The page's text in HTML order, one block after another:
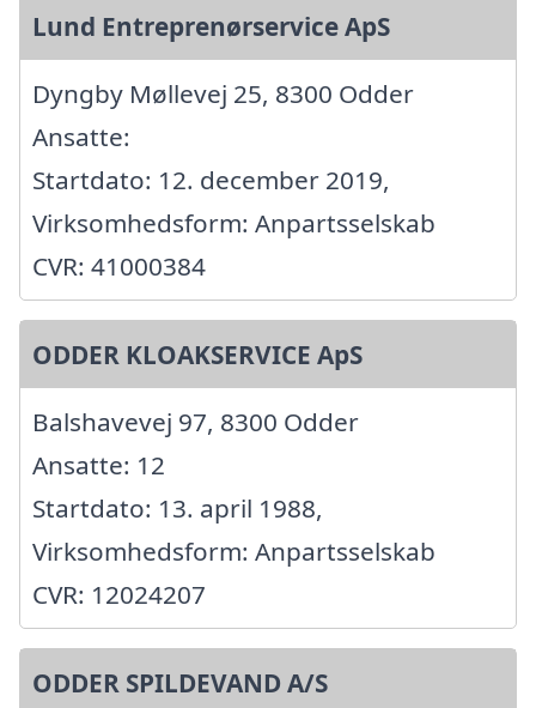
Lund Entreprenørservice ApS
Dyngby Møllevej 25, 8300 Odder
Ansatte:
Startdato: 12. december 2019,
Virksomhedsform: Anpartsselskab
CVR: 41000384
ODDER KLOAKSERVICE ApS
Balshavevej 97, 8300 Odder
Ansatte: 12
Startdato: 13. april 1988,
Virksomhedsform: Anpartsselskab
CVR: 12024207
ODDER SPILDEVAND A/S